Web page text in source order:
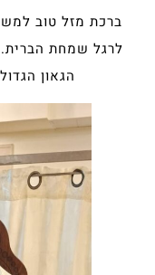
ברכת מזל טוב
לרגל שמחת
הגאון